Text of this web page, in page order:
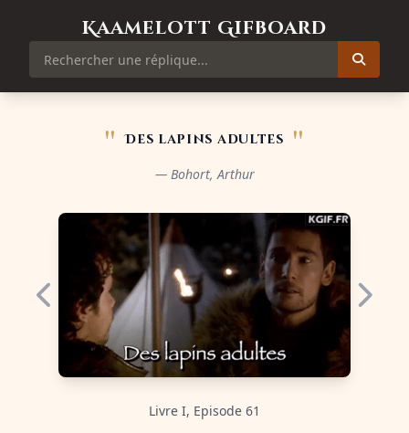
Kaamelott Gifboard
" Des lapins adultes "
— Bohort, Arthur
Livre I, Episode 61